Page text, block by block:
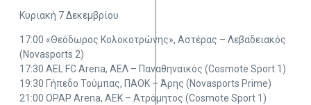
Κυριακή 7 Δεκεμβρίου
17:00 «Θεόδωρος Κολοκοτρώνης», Αστέρας – Λεβαδειακός
(Novasports 2)
17:30 AEL FC Arena, ΑΕΛ – Παναθηναϊκός (Cosmote Sport 1)
19:30 Γήπεδο Τούμπας, ΠΑΟΚ – Άρης (Novasports Prime)
21:00 OPAP Arena, ΑΕΚ – Ατρόμητος (Cosmote Sport 1)